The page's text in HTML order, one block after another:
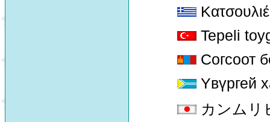
Tepeli
Согсоот
Yвүргей
カンムリ